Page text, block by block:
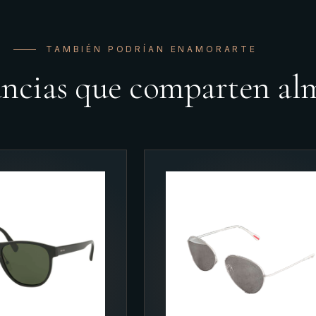
TAMBIÉN PODRÍAN ENAMORARTE
que comparten